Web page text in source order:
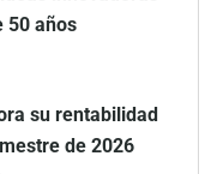
50 años
su rentabilidad
de 2026